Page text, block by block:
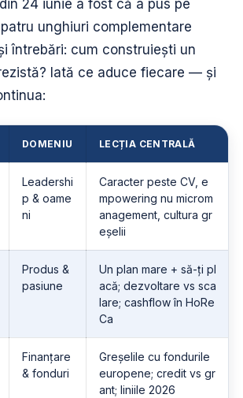
24 iunie a fost că a pus pe
unghiuri complementare
întrebări: cum construiești un
Iată ce aduce fiecare — și
DOMENIU LECȚIA CENTRALĂ
Leadershi
p & oame
ni
Caracter peste CV, e
mpowering nu microm
anagement, cultura gr
eșelii
Produs &
pasiune
Un plan mare + să-ți pl
acă; dezvoltare vs sca
lare; cashflow în HoRe
Ca
Finanțare
& fonduri
Greșelile cu fondurile
europene; credit vs gr
ant; liniile 2026